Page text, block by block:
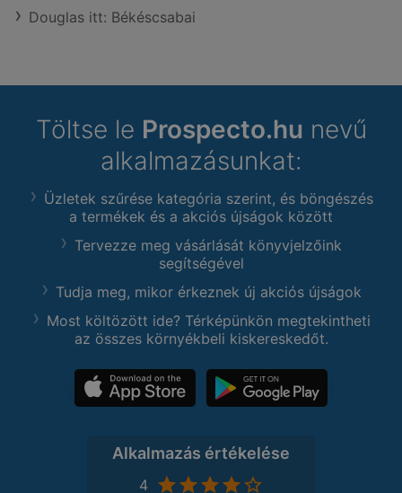
Douglas itt: Békéscsabai
Töltse le Prospecto.hu nevű
alkalmazásunkat:
Üzletek szűrése kategória szerint, és böngészés
a termékek és a akciós újságok között
Tervezze meg vásárlását könyvjelzőink
segítségével
Tudja meg, mikor érkeznek új akciós újságok
Most költözött ide? Térképünkön megtekintheti
az összes környékbeli kiskereskedőt.
Alkalmazás értékelése
4